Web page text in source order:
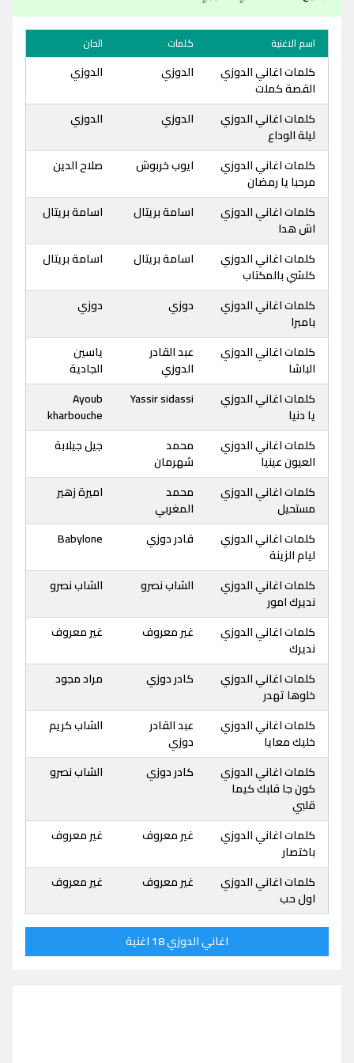
اسم الاغنية كلمات الحان
كلمات اغاني الدوزي
القصة كملت
الدوزي الدوزي
كلمات اغاني الدوزي
ليلة الوداع
الدوزي الدوزي
كلمات اغاني الدوزي
مرحبا يا رمضان
ايوب خربوش صلاح الدين
كلمات اغاني الدوزي
اش هدا
اسامة بريتال اسامة بريتال
كلمات اغاني الدوزي
كلشي بالمكتاب
اسامة بريتال اسامة بريتال
كلمات اغاني الدوزي
بامبرا
دوزي دوزي
كلمات اغاني الدوزي
الباشا
عبد القادر
الدوزي
ياسين
الجادية
كلمات اغاني الدوزي
يا دنيا
Yassir sidassi
Ayoub
kharbouche
كلمات اغاني الدوزي
العيون عينيا
محمد
شهرمان
جيل جيلابة
كلمات اغاني الدوزي
مستحيل
محمد
المغربي
اميرة زهير
كلمات اغاني الدوزي
ليام الزينة
قادر دوزي Babylone
كلمات اغاني الدوزي
نديرك امور
الشاب نصرو الشاب نصرو
كلمات اغاني الدوزي
نديرك
غير معروف غير معروف
كلمات اغاني الدوزي
خلوها تهدر
كادر دوزي مراد مجود
كلمات اغاني الدوزي
خليك معايا
عبد القادر
دوزي
الشاب كريم
كلمات اغاني الدوزي
كون جا قلبك كيما
قلبي
كادر دوزي الشاب نصرو
كلمات اغاني الدوزي
باختصار
غير معروف غير معروف
كلمات اغاني الدوزي
اول حب
غير معروف غير معروف
اغاني الدوزي 18 اغنية